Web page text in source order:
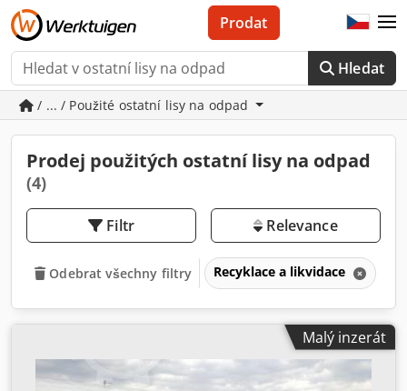
Hledat
Prodat
/ ... / Použité ostatní lisy na odpad
Prodej použitých ostatní lisy na odpad
(4)
Filtr Relevance
Odebrat všechny filtry Recyklace a likvidace
Malý inzerát